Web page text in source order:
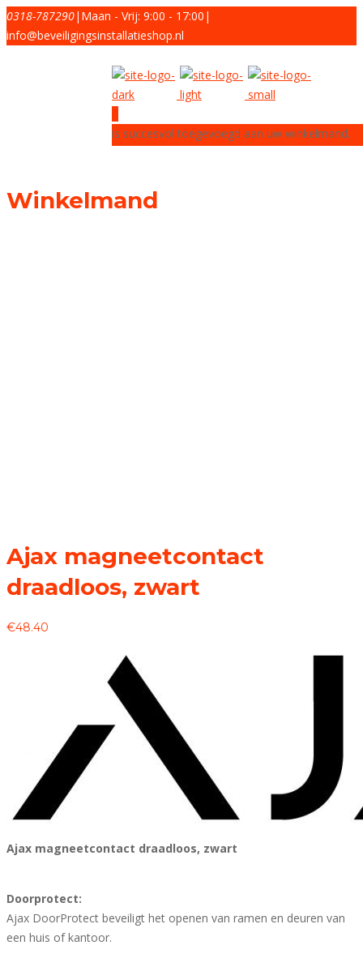
0318-787290| Maan - Vrij: 9:00 - 17:00 |
info@beveiligingsinstallatieshop.nl
is succesvol toegevoegd aan uw winkelmand.
Winkelmand
Ajax magneetcontact
draadloos, zwart
€48.40
Ajax magneetcontact draadloos, zwart
Doorprotect:
Ajax DoorProtect beveiligt het openen van ramen en deuren van
een huis of kantoor.